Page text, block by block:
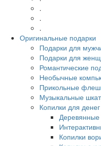
.
.
.
Оригинальные подарки
Подарки для
Подарки для
Романтические
Необычные
Прикольные
Музыкальные
Копилки для денег
Деревянные
Копилки